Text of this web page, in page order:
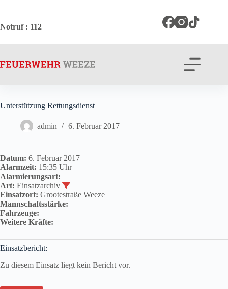
springen
Notruf: 112
Unterstützung Rettungsdienst
admin 6. Februar 2017
Datum: 6. Februar 2017
Alarmzeit: 15:35 Uhr
Alarmierungsart:
Art: Einsatzarchiv
Einsatzort: Grootestraße Weeze
Mannschaftsstärke:
Fahrzeuge:
Weitere Kräfte:
Einsatzbericht:
Zu diesem Einsatz liegt kein Bericht vor.